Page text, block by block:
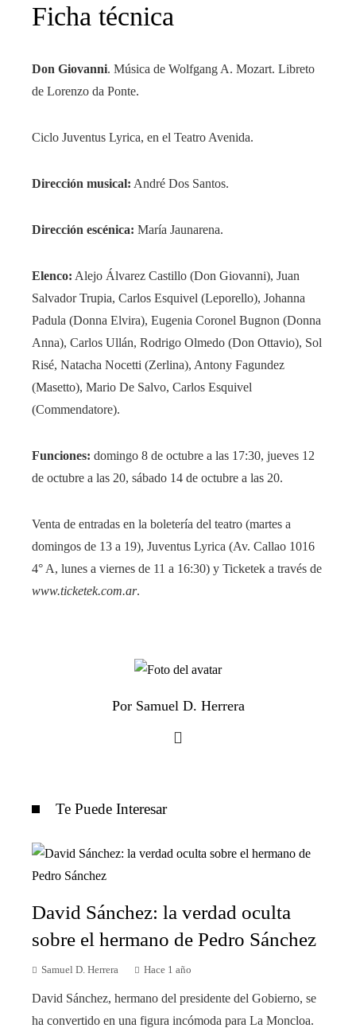
Ficha técnica
Don Giovanni. Música de Wolfgang A. Mozart. Libreto
de Lorenzo da Ponte.
Ciclo Juventus Lyrica, en el Teatro Avenida.
Dirección musical: André Dos Santos.
Dirección escénica: María Jaunarena.
Elenco: Alejo Álvarez Castillo (Don Giovanni), Juan
Salvador Trupia, Carlos Esquivel (Leporello), Johanna
Padula (Donna Elvira), Eugenia Coronel Bugnon (Donna
Anna), Carlos Ullán, Rodrigo Olmedo (Don Ottavio), Sol
Risé, Natacha Nocetti (Zerlina), Antony Fagundez
(Masetto), Mario De Salvo, Carlos Esquivel
(Commendatore).
Funciones: domingo 8 de octubre a las 17:30, jueves 12
de octubre a las 20, sábado 14 de octubre a las 20.
Venta de entradas en la boletería del teatro (martes a
domingos de 13 a 19), Juventus Lyrica (Av. Callao 1016
4° A, lunes a viernes de 11 a 16:30) y Ticketek a través de
www.ticketek.com.ar.
Por Samuel D. Herrera
Te Puede Interesar
David Sánchez: la verdad oculta
sobre el hermano de Pedro Sánchez
Samuel D. Herrera Hace 1 año
David Sánchez, hermano del presidente del Gobierno, se
ha convertido en una figura incómoda para La Moncloa.